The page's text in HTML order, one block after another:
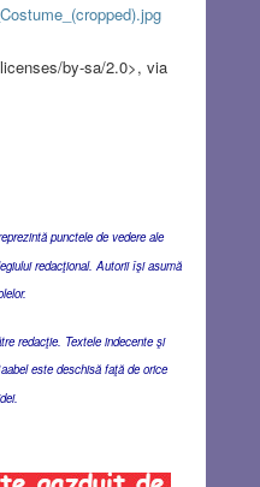
by-sa/2.0>, via
punctele de vedere ale
redacţional. Autorii îşi asumă
redacţie. Textele indecente şi
este deschisă faţă de orice